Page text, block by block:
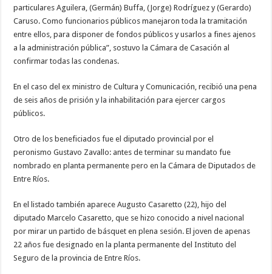
particulares Aguilera, (Germán) Buffa, (Jorge) Rodríguez y (Gerardo)
Caruso. Como funcionarios públicos manejaron toda la tramitación
entre ellos, para disponer de fondos públicos y usarlos a fines ajenos
a la administración pública”, sostuvo la Cámara de Casación al
confirmar todas las condenas.
En el caso del ex ministro de Cultura y Comunicación, recibió una pena
de seis años de prisión y la inhabilitación para ejercer cargos
públicos.
Otro de los beneficiados fue el diputado provincial por el
peronismo Gustavo Zavallo: antes de terminar su mandato fue
nombrado en planta permanente pero en la Cámara de Diputados de
Entre Ríos.
En el listado también aparece Augusto Casaretto (22), hijo del
diputado Marcelo Casaretto, que se hizo conocido a nivel nacional
por mirar un partido de básquet en plena sesión. El joven de apenas
22 años fue designado en la planta permanente del Instituto del
Seguro de la provincia de Entre Ríos.